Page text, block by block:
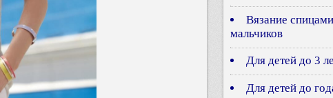
Вязание
мальчиков
Для детей до 3
Для детей до